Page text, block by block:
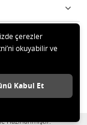
Hazırlanmıştır.
çerezler
okuyabilir ve
Kabul Et